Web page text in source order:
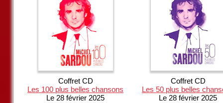
Coffret CD
Les 100 plus belles chansons
Le 28 février 2025
Coffret CD
Les 50 plus belles
Le 28 février 2025